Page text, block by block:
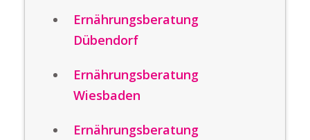
Ernährungsberatung
Dübendorf
Ernährungsberatung
Wiesbaden
Ernährungsberatung